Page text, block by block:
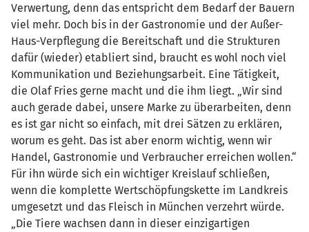
Verwertung, denn das entspricht dem Bedarf der Bauern
viel mehr. Doch bis in der Gastronomie und der Außer-
Haus-Verpflegung die Bereitschaft und die Strukturen
dafür (wieder) etabliert sind, braucht es wohl noch viel
Kommunikation und Beziehungsarbeit. Eine Tätigkeit,
die Olaf Fries gerne macht und die ihm liegt. „Wir sind
auch gerade dabei, unsere Marke zu überarbeiten, denn
es ist gar nicht so einfach, mit drei Sätzen zu erklären,
worum es geht. Das ist aber enorm wichtig, wenn wir
Handel, Gastronomie und Verbraucher erreichen wollen.“
Für ihn würde sich ein wichtiger Kreislauf schließen,
wenn die komplette Wertschöpfungskette im Landkreis
umgesetzt und das Fleisch in München verzehrt würde.
„Die Tiere wachsen dann in dieser einzigartigen